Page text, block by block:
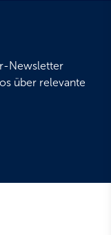
Newsletter
über relevante